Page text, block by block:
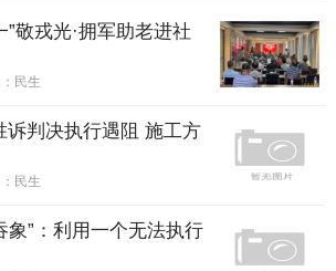
敬戎光·拥军助老进社
民生
诉判决执行遇阻 施工方
民生
象”：利用一个无法执行